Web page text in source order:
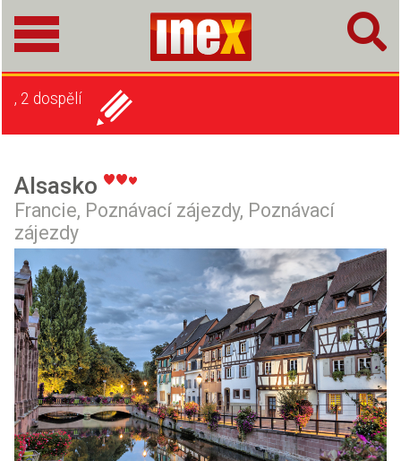
, 2 dospělí
Alsasko
Francie, Poznávací zájezdy, Poznávací
zájezdy